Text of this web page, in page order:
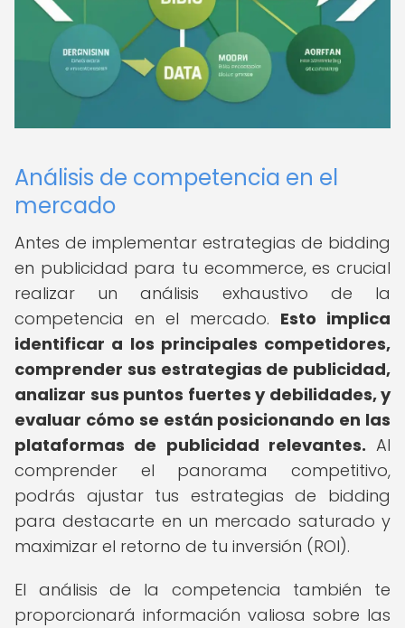
Análisis de competencia en el
mercado
Antes de implementar estrategias de bidding
en publicidad para tu ecommerce, es crucial
realizar un análisis exhaustivo de la
competencia en el mercado. Esto implica
identificar a los principales competidores,
comprender sus estrategias de publicidad,
analizar sus puntos fuertes y debilidades, y
evaluar cómo se están posicionando en las
plataformas de publicidad relevantes. Al
comprender el panorama competitivo,
podrás ajustar tus estrategias de bidding
para destacarte en un mercado saturado y
maximizar el retorno de tu inversión (ROI).
El análisis de la competencia también te
proporcionará información valiosa sobre las